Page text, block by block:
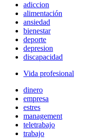
adiccion
alimentación
ansiedad
bienestar
deporte
depresion
discapacidad
Vida profesional
dinero
empresa
estres
management
teletrabajo
trabajo